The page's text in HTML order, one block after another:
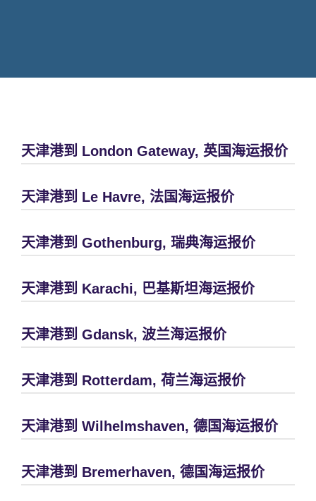
天津港到 London Gateway, 英国海运报价
天津港到 Le Havre, 法国海运报价
天津港到 Gothenburg, 瑞典海运报价
天津港到 Karachi, 巴基斯坦海运报价
天津港到 Gdansk, 波兰海运报价
天津港到 Rotterdam, 荷兰海运报价
天津港到 Wilhelmshaven, 德国海运报价
天津港到 Bremerhaven, 德国海运报价